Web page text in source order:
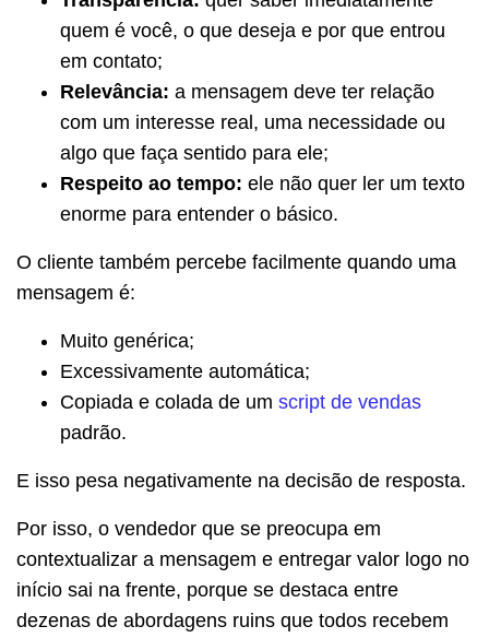
quem é você, o que deseja e por que entrou
em contato;
Relevância: a mensagem deve ter relação
com um interesse real, uma necessidade ou
algo que faça sentido para ele;
Respeito ao tempo: ele não quer ler um texto
enorme para entender o básico.
O cliente também percebe facilmente quando uma
mensagem é:
Muito genérica;
Excessivamente automática;
Copiada e colada de um script de vendas
padrão.
E isso pesa negativamente na decisão de resposta.
Por isso, o vendedor que se preocupa em
contextualizar a mensagem e entregar valor logo no
início sai na frente, porque se destaca entre
dezenas de abordagens ruins que todos recebem